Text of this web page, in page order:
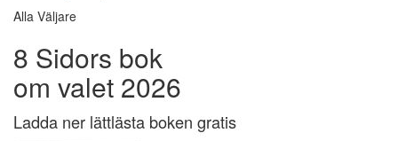
Alla Väljare
8 Sidors bok
om valet 2026
Ladda ner lättlästa boken gratis